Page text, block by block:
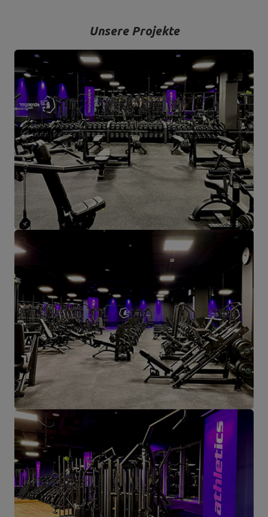
Starachowice in der Woiwodschaft Świętokrzyskie. Hier befinden
sich unsere Büroräume und die Produktions- und Lagerhallen. Von
hier aus werden alle Formen des Online-Verkaufs und der Kontakt
mit unseren Kunden gesteuert. Von hier aus werden auch unsere
Produkte für einzelne Empfänger und Partnergeschäfte geschickt.
Das Herz unseres Unternehmens liegt in Starachowice und das ist
die Ortschaft, wo alles anfängt.
Unsere Projekte